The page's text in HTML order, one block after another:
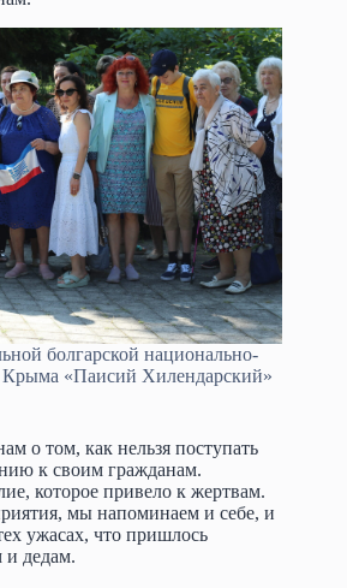
болгарской национально-
Крыма «Паисий Хилендарский»
о том, как нельзя поступать
к своим гражданам.
которое привело к жертвам.
мы напоминаем и себе, и
ужасах, что пришлось
дедам.